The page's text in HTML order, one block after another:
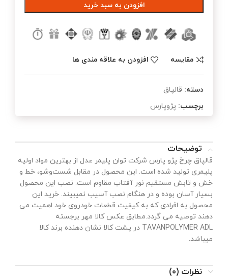
افزودن به سبد خرید
مقایسه افزودن به علاقه مندی ها
دسته: قالپاق
برچسب: پژوپارس
توضیحات
قالپاق چرخ پژو پارس شرکت توان پلیمر عدل از بهترین مواد اولیه
پلیمری تولید شده است. این محصول در مقابل شست‌وشو، خط و
خش و تابش مستقیم نور آفتاب مقاوم‌ است. نصب این محصول
بسیار آسان بوده و در هنگام نصب آسیب نمیبیند. خرید این
محصول به افرادی که به کیفیت قطعات خودروی خود اهمیت می
دهند توصیه می گردد.مطابق عکس کالا مهر برجسته
TAVANPOLYMER ADL در پشت کالا نشان دهنده برند کالا
میباشد.
نظرات (0)